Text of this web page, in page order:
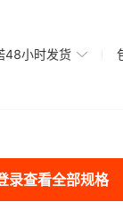
48小时发货
录查看全部规格